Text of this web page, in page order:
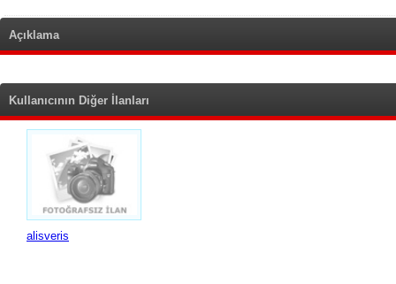
Açıklama
Kullanıcının Diğer İlanları
alisveris